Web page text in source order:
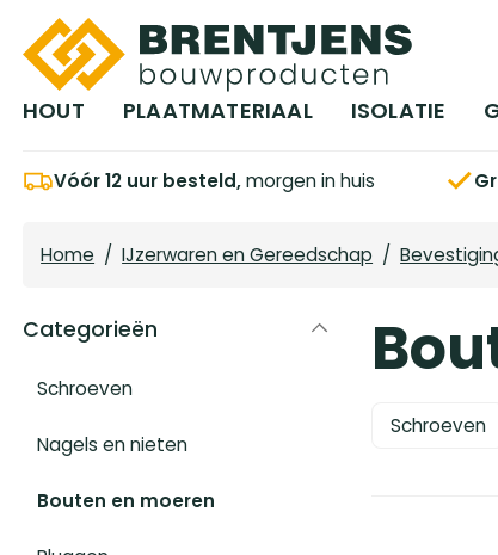
Ga naar hoofdinhoud
HOUT PLAATMATERIAAL ISOLATIE
Vóór 12 uur besteld,morgen in huis
Home / IJzerwaren en Gereedschap /
Schroeven
Categorieën
Schroeven
Nagels en nieten
Bouten en moeren